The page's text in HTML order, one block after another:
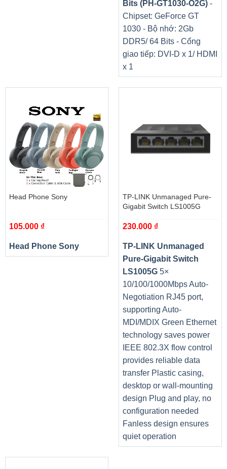
nâng cao hiệu suất làm việc, tiết kiệm thời gian khi sử
Chiếc máy scan Lide 300 NK
thông qua cáp nối USB, vì thế bạn không cần sử dụng bộ
chuyển đổi điện một chiều AC nên có thể mang theo
cùng laptop để làm việc những nơi công cộng.
Tiết kiệm năng lượng
Năng lượng tiêu thụ tối đa của Canon Lide 300 chỉ 4,5 W
vì vậy mà thiết bị này cho khả năng tiết kiệm năng lượng
trường tốt hơn.
Thông tin chung
Hỗ trợ hệ điều hành: Windows 11/10 / 8.1 / 7 SP1;Mac
Bits (PH-GT1030-O2G)-
Chipset: GeForce GT
1030 - Bộ nhớ: 2Gb
DDR5/ 64 Bits - Cổng
giao tiếp: DVI-D x 1/ HDMI
x 1
Head Phone Sony
105.000 ₫
Head Phone Sony
TP-LINK Unmanaged Pure-
Gigabit Switch LS1005G
230.000 ₫
TP-LINK Unmanaged
Pure-Gigabit Switch
LS1005G5×
10/100/1000Mbps Auto-
Negotiation RJ45 port,
supporting Auto-
MDI/MDIX Green Ethernet
technology saves power
IEEE 802.3X flow control
provides reliable data
transfer Plastic casing,
desktop or wall-mounting
design Plug and play, no
configuration needed
Fanless design ensures
quiet operation